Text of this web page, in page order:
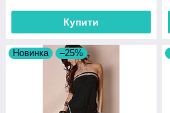
Купити
Новинка –25%